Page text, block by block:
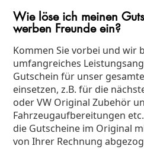
Wie löse ich meinen
werben Freunde ein?
Kommen Sie vorbei und wir
umfangreiches
Gutschein für unser
einsetzen, z.B. für die
oder VW Original Zubehör
Fahrzeugaufbereitungen
die Gutscheine im Original
von Ihrer Rechnung